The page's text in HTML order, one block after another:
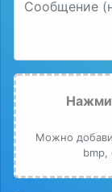
Можно
bmp,